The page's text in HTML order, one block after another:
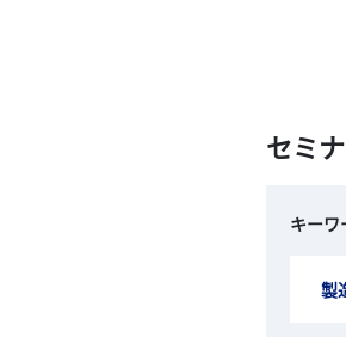
セミ
キーワ
製